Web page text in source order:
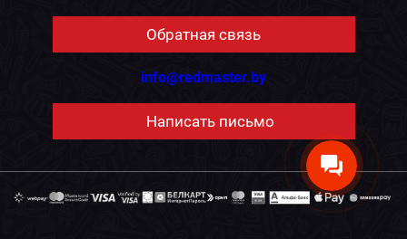
Обратная связь
info@redmaster.by
Написать письмо